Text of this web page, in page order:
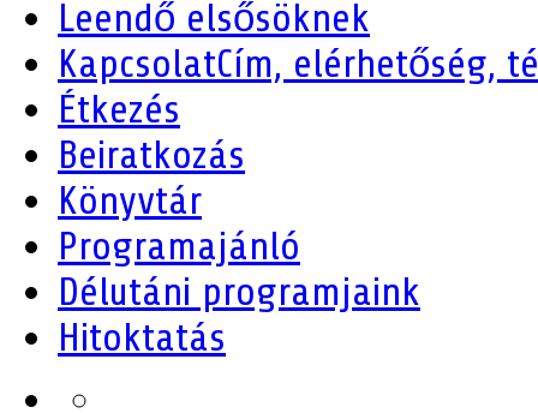
Leendő elsősöknek
KapcsolatCím, elérhetőség,
Étkezés
Beiratkozás
Könyvtár
Programajánló
Délutáni programjaink
Hitoktatás